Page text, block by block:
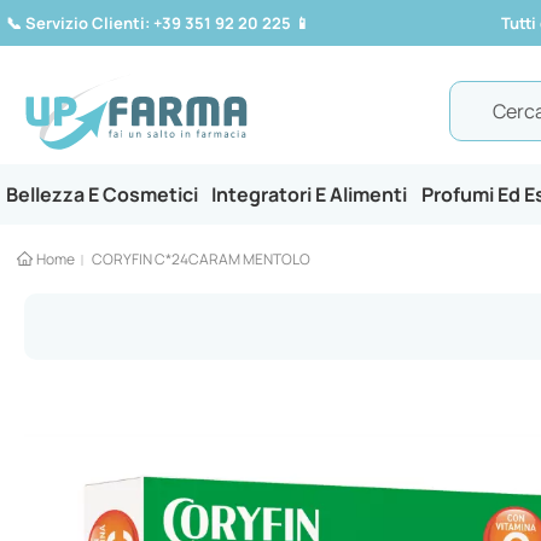
📞 Servizio Clienti: +39 351 92 20 225 📱 Tutti
Bellezza E Cosmetici Integratori E Alimenti Profumi Ed
Home CORYFIN C*24CARAM MENTOLO